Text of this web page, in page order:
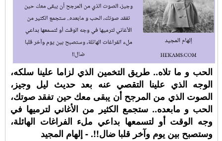
الحب و ما تلاه.. طريق التخمين الذي لزاما علينا سلكه،
الوجه الذي علينا التقصي عنه بعد حديث ليل وجيز،
الصوت الذي من المرجح أن يبقى معك حين تفقد صوتك،
الحب و مابعده.. ستجمع الكثير من الأغاني لترميها في
وجه الوقت أو لتسمعها بداعي ملء الفراغات الهائلة،
وستصبح بين يوم وآخر قلبا ضال!!. - إلهام المجيد